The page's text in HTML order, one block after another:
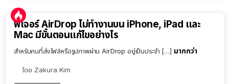
ฟีเจอร์ AirDrop ไม่ทำงานบน iPhone, iPad และ
Mac มีขั้นตอนแก้ไขอย่างไร
สำหรับคนที่ส่งไฟล์หรือรูปภาพผ่าน AirDrop อยู่เป็นประจำ […] มากกว่า
โดย Zakura Kim